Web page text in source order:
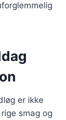
er ikke
smag og